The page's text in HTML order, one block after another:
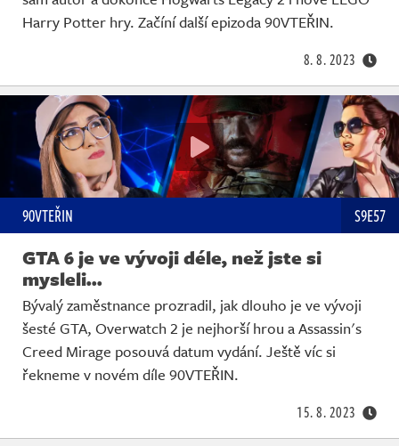
Harry Potter hry. Začíní další epizoda 90VTEŘIN.
8. 8. 2023
90VTEŘIN S9E57
GTA 6 je ve vývoji déle, než jste si
mysleli...
Bývalý zaměstnance prozradil, jak dlouho je ve vývoji
šesté GTA, Overwatch 2 je nejhorší hrou a Assassin's
Creed Mirage posouvá datum vydání. Ještě víc si
řekneme v novém díle 90VTEŘIN.
15. 8. 2023